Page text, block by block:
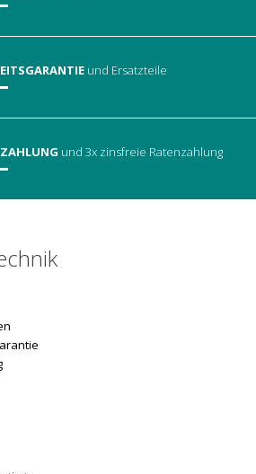
und Ersatzteile
ZAHLUNG und 3x zinsfreie Ratenzahlung